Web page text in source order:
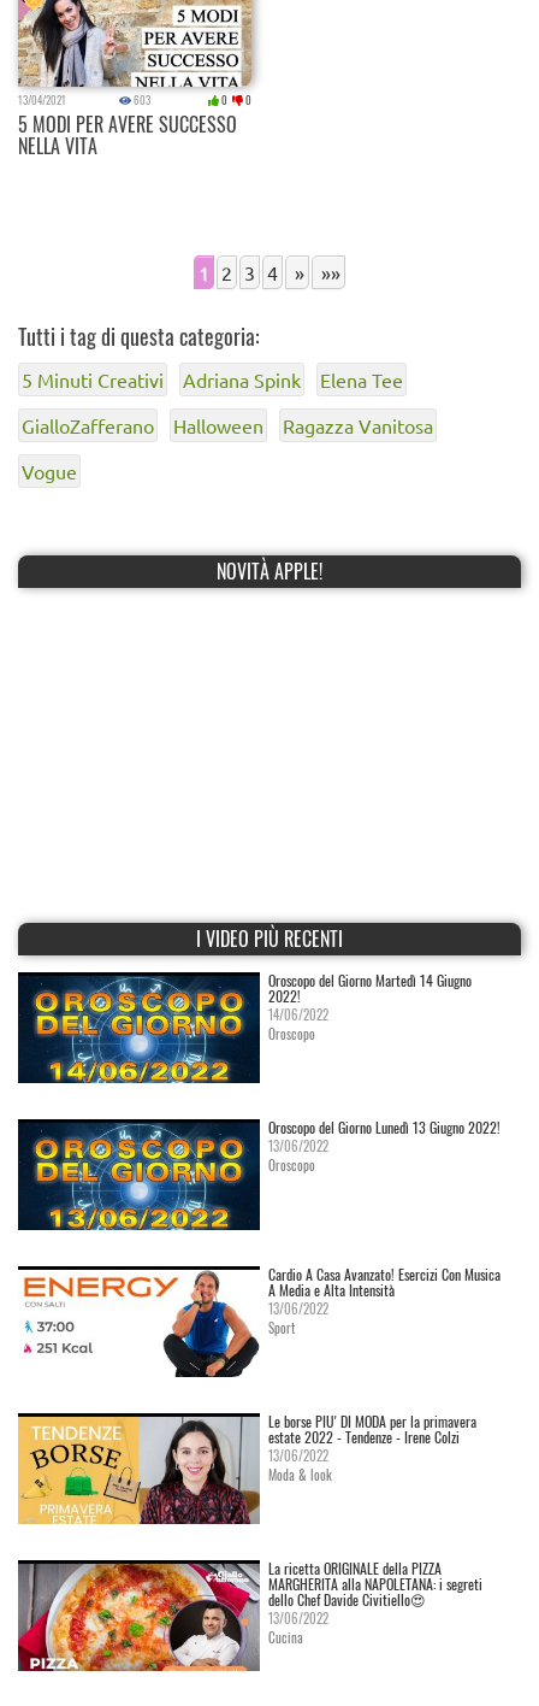
13/04/2021 603 0 0
5 MODI PER AVERE SUCCESSO
NELLA VITA
1 2 3 4 » »»
Tutti i tag di questa categoria:
5 Minuti Creativi Adriana Spink
Elena Tee
GialloZafferano
Halloween
Ragazza Vanitosa
Vogue
NOVITÀ APPLE!
I VIDEO PIÙ RECENTI
Oroscopo del Giorno Martedì 14 Giugno
2022!
14/06/2022
Oroscopo
Oroscopo del Giorno Lunedì 13 Giugno 2022!
13/06/2022
Oroscopo
Cardio A Casa Avanzato! Esercizi Con Musica
A Media e Alta Intensità
13/06/2022
Sport
Le borse PIU' DI MODA per la primavera
estate 2022 - Tendenze - Irene Colzi
13/06/2022
Moda & look
La ricetta ORIGINALE della PIZZA
MARGHERITA alla NAPOLETANA: i segreti
dello Chef Davide Civitiello😍
13/06/2022
Cucina